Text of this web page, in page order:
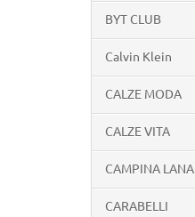
BYT CLUB
Calvin Klein
CALZE MODA
CALZE VITA
CAMPINA LANA
CARABELLI